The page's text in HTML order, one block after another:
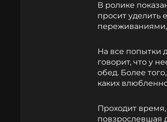
В ролике
просит уделить
На все попытки
говорит, что у
обед. Более
каких
Проходит
повзрослевшая